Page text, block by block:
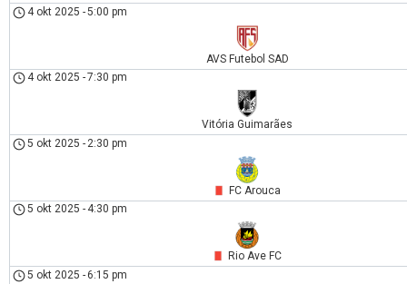
4 okt 2025 -5:00 pm
AVS Futebol SAD
4 okt 2025 -7:30 pm
Vitória Guimarães
5 okt 2025 - 2:30 pm
FC Arouca
5 okt 2025 - 4:30 pm
Rio Ave FC
5 okt 2025 - 6:15 pm